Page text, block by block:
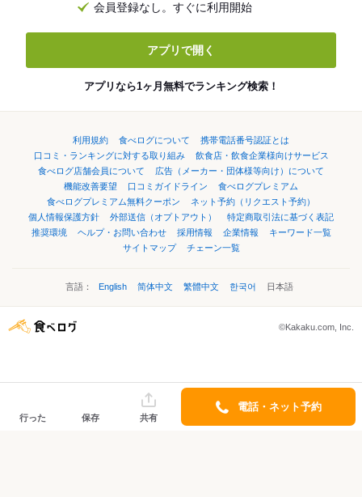
会員登録なし。すぐに利用開始
アプリで開く
アプリなら1ヶ月無料でランキング検索！
利用規約 食べログについて
携帯電話番号認証とは
口コミ・ランキングに対する取り組み
飲食店・飲食企業様向けサービス
食べログ店舗会員について
広告（メーカー・団体様等向け）について
機能改善要望
口コミガイドライン
食べログプレミアム
食べログプレミアム無料クーポン
ネット予約（リクエスト予約）
個人情報保護方針
外部送信（オプトアウト）
特定商取引法に基づく表記
推奨環境
ヘルプ・お問い合わせ 採用情報 企業情報
キーワード一覧
サイトマップ
チェーン一覧
言語： English 简体中文 繁體中文 한국어 日本語
©Kakaku.com, Inc.
行った 保存 共有
電話・ネット予約